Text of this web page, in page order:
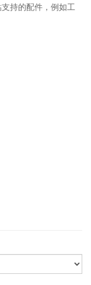
持的配件，例如工